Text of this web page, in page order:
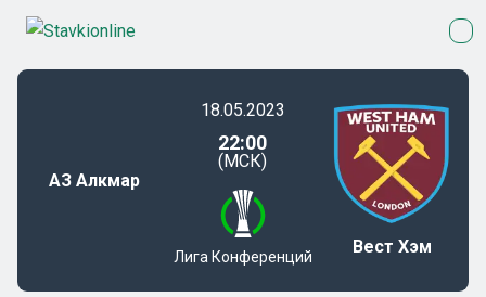
АЗ Алкмар
18.05.2023
22:00
(МСК)
Лига Конференций Вест Хэм